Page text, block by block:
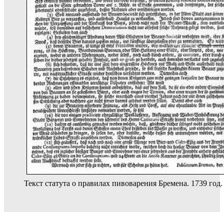
Текст статута о правилах пивоварения Бремена. 1739 год.